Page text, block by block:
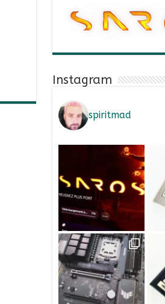
Instagram
spiritmad